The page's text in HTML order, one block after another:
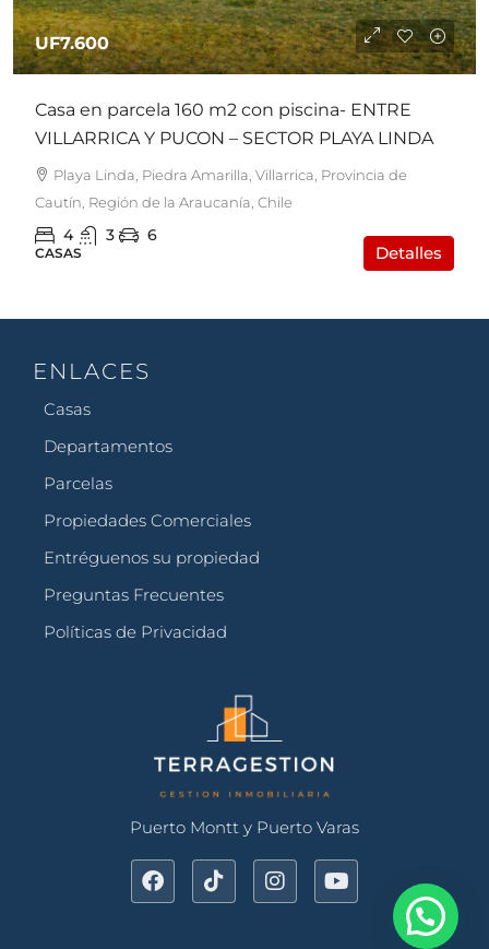
UF7.600
Casa en parcela 160 m2 con piscina- ENTRE
VILLARRICA Y PUCON – SECTOR PLAYA LINDA
Playa Linda, Piedra Amarilla, Villarrica, Provincia de
Cautín, Región de la Araucanía, Chile
4 3 6
CASAS Detalles
ENLACES
Casas
Departamentos
Parcelas
Propiedades Comerciales
Entréguenos su propiedad
Preguntas Frecuentes
Políticas de Privacidad
Puerto Montt y Puerto Varas